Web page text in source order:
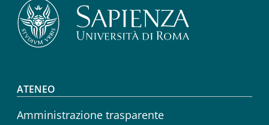
Footer menu
ATENEO
Amministrazione trasparente